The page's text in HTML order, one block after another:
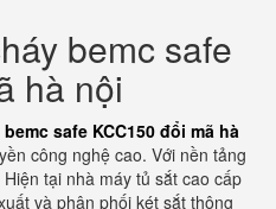
bemc safe
hà nội
safe KCC150 đổi mã hà
công nghệ cao. Với nền tảng
tại nhà máy tủ sắt cao cấp
và phân phối két sắt thông